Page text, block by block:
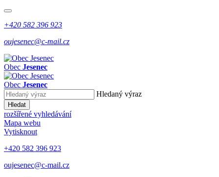
+420 582 396 923
oujesenec@c-mail.cz
Obec Jesenec
Obec Jesenec
Hledaný výraz
Hledat
rozšířené vyhledávání
Mapa webu
Vytisknout
+420 582 396 923
oujesenec@c-mail.cz